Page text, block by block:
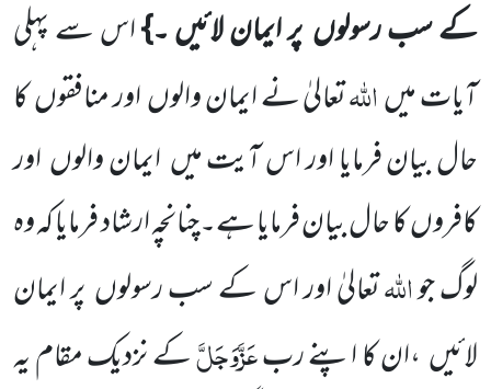
کے سب رسولوں پر ایمان لائیں ۔}اس سے پہلی
آیات میںاللہتعالیٰ نے ایمان والوں اور منافقوں کا
حال بیان فرمایا اور اس آیت میں ایمان والوں اور
کافروں کا حال بیان فرمایا ہے۔چنانچہ ارشاد فرمایا کہ وہ
لوگ جواللہتعالیٰ اور اس کے سب رسولوں پر ایمان
لائیں ،ان کا اپنے ربعَزَّوَجَلَّکے نزدیک مقام یہ